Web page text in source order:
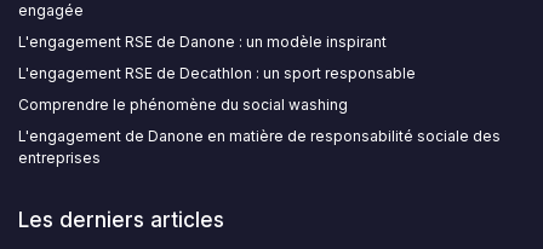
engagée
L'engagement RSE de Danone : un modèle inspirant
L'engagement RSE de Decathlon : un sport responsable
Comprendre le phénomène du social washing
L'engagement de Danone en matière de responsabilité sociale des
entreprises
Les derniers articles